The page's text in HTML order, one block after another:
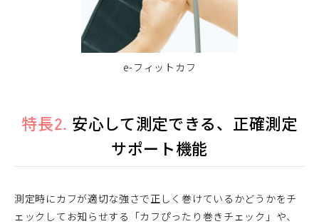
e-フィットカフ
特長2. 安心して測定できる、正確測定
サポート機能
測定時にカフが適切な強さで正しく巻けているかどうかをチ
ェックしてお知らせする「カフぴったり巻きチェック」や、